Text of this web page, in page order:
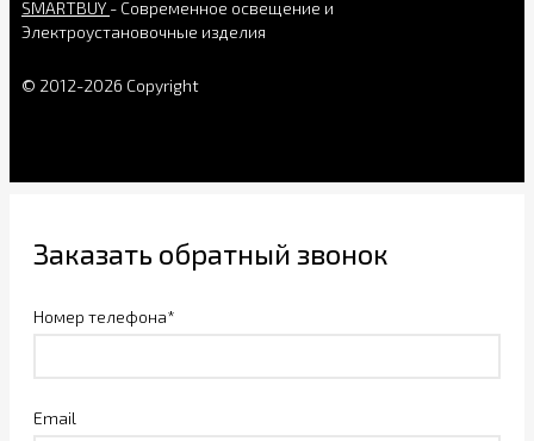
SMARTBUY - Современное освещение и
Электроустановочные изделия
© 2012-2026 Copyright
Заказать обратный звонок
Номер телефона*
Email